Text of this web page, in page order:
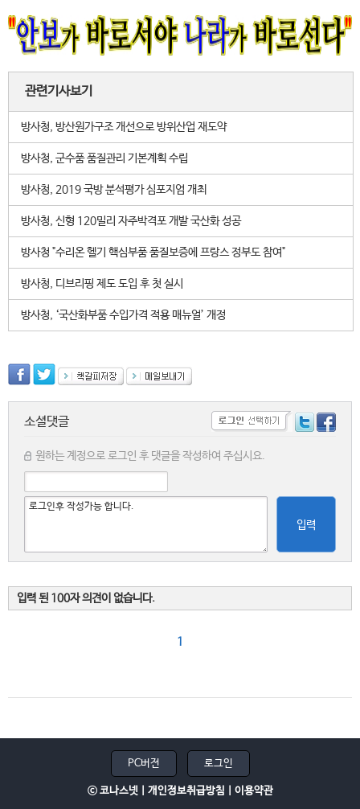
관련기사보기
방사청, 방산원가구조 개선으로 방위산업 재도약
방사청, 군수품 품질관리 기본계획 수립
방사청, 2019 국방 분석평가 심포지엄 개최
방사청, 신형 120밀리 자주박격포 개발 국산화 성공
방사청 "수리온 헬기 핵심부품 품질보증에 프랑스 정부도 참여"
방사청, 디브리핑 제도 도입 후 첫 실시
방사청, ‘국산화부품 수입가격 적용 매뉴얼’ 개정
소셜댓글
원하는 계정으로 로그인 후 댓글을 작성하여 주십시요.
입력
입력 된 100자 의견이 없습니다.
1
PC버전 로그인
ⓒ 코나스넷 | 개인정보취급방침 이용약관